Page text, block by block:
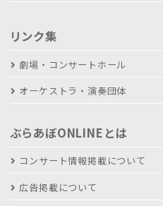
リンク集
劇場・コンサートホール
オーケストラ・演奏団体
ぶらあぼONLINEとは
コンサート情報掲載について
広告掲載について